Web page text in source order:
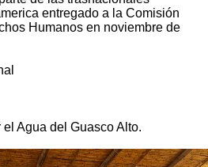
entregado a la Comisión
Humanos en noviembre de
Agua del Guasco Alto.